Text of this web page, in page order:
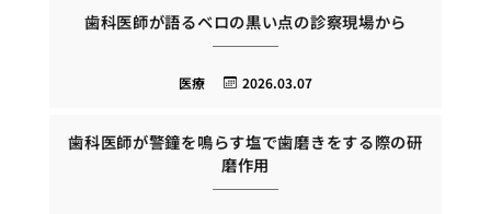
歯科医師が語るベロの黒い点の診察現場から
2026.03.07
医療
歯科医師が警鐘を鳴らす塩で歯磨きをする際の研
磨作用